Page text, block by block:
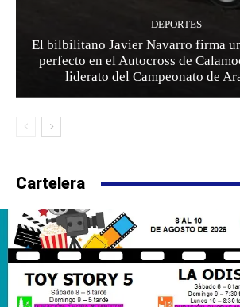
DEPORTES
El bilbilitano Javier Navarro firma
perfecto en el Autocross de
liderato del Campeonato de
Cartelera